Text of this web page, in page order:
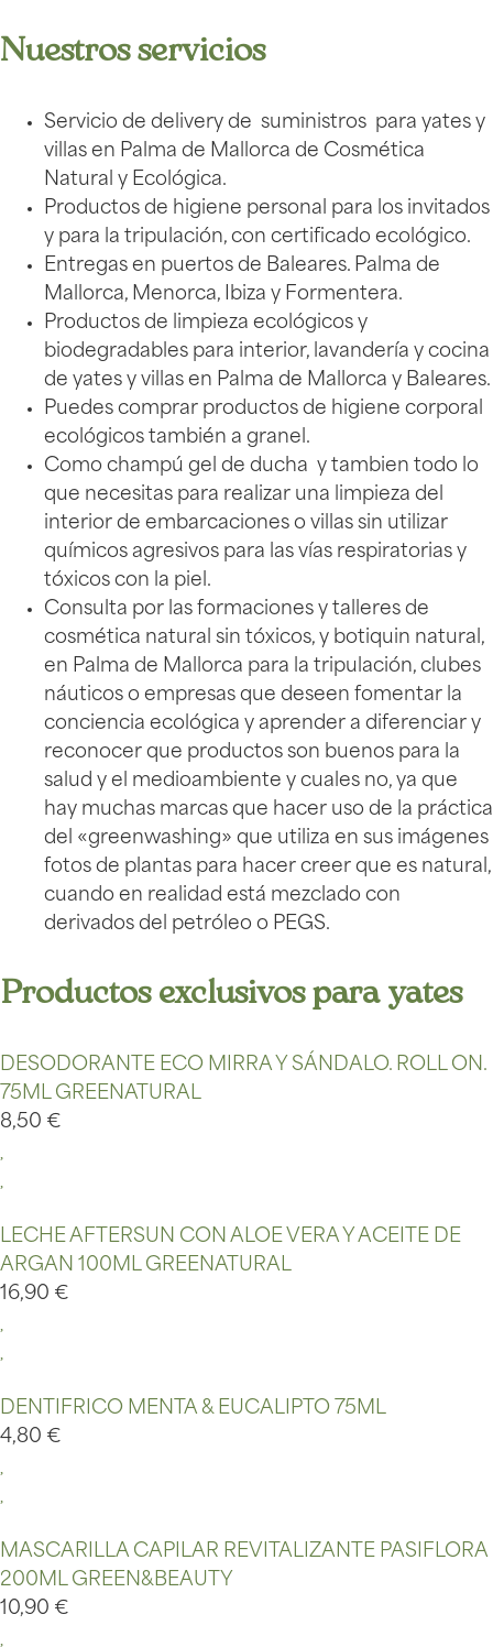
Nuestros servicios
Servicio de delivery de suministros para yates y
villas en Palma de Mallorca de Cosmética
Natural y Ecológica.
Productos de higiene personal para los invitados
y para la tripulación, con certificado ecológico.
Entregas en puertos de Baleares. Palma de
Mallorca, Menorca, Ibiza y Formentera.
Productos de limpieza ecológicos y
biodegradables para interior, lavandería y cocina
de yates y villas en Palma de Mallorca y Baleares.
Puedes comprar productos de higiene corporal
ecológicos también a granel.
Como champú gel de ducha y tambien todo lo
que necesitas para realizar una limpieza del
interior de embarcaciones o villas sin utilizar
químicos agresivos para las vías respiratorias y
tóxicos con la piel.
Consulta por las formaciones y talleres de
cosmética natural sin tóxicos, y botiquin natural,
en Palma de Mallorca para la tripulación, clubes
náuticos o empresas que deseen fomentar la
conciencia ecológica y aprender a diferenciar y
reconocer que productos son buenos para la
salud y el medioambiente y cuales no, ya que
hay muchas marcas que hacer uso de la práctica
del «greenwashing» que utiliza en sus imágenes
fotos de plantas para hacer creer que es natural,
cuando en realidad está mezclado con
derivados del petróleo o PEGS.
Productos exclusivos para yates
DESODORANTE ECO MIRRA Y SÁNDALO. ROLL ON.
75ML GREENATURAL
8,50 €
LECHE AFTERSUN CON ALOE VERA Y ACEITE DE
ARGAN 100ML GREENATURAL
16,90 €
DENTIFRICO MENTA & EUCALIPTO 75ML
4,80 €
MASCARILLA CAPILAR REVITALIZANTE PASIFLORA
200ML GREEN&BEAUTY
10,90 €